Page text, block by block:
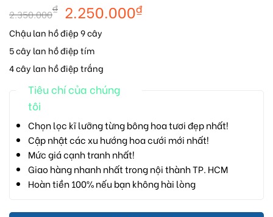
2.350.000₫ 2.250.000₫
Chậu lan hồ điệp 9 cây
5 cây lan hồ điệp tím
4 cây lan hồ điệp trắng
Tiêu chí của chúng
tôi
Chọn lọc kĩ lưỡng từng bông hoa tươi đẹp nhất!
Cập nhật các xu hướng hoa cưới mới nhất!
Mức giá cạnh tranh nhất!
Giao hàng nhanh nhất trong nội thành TP. HCM
Hoàn tiền 100% nếu bạn không hài lòng